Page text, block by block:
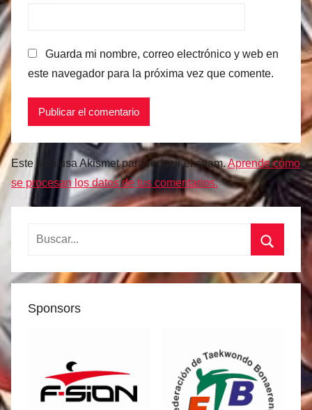
Guarda mi nombre, correo electrónico y web en
este navegador para la próxima vez que comente.
Este sitio usa Akismet para reducir el spam.Aprende cómo
se procesan los datos de tus comentarios.
Buscar:
Buscar
Sponsors